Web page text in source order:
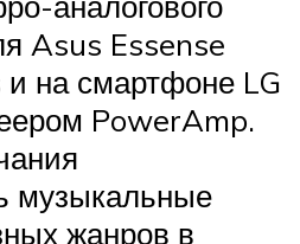
Asus Essense
и на смартфоне LG
PowerAmp.
музыкальные
жанров в